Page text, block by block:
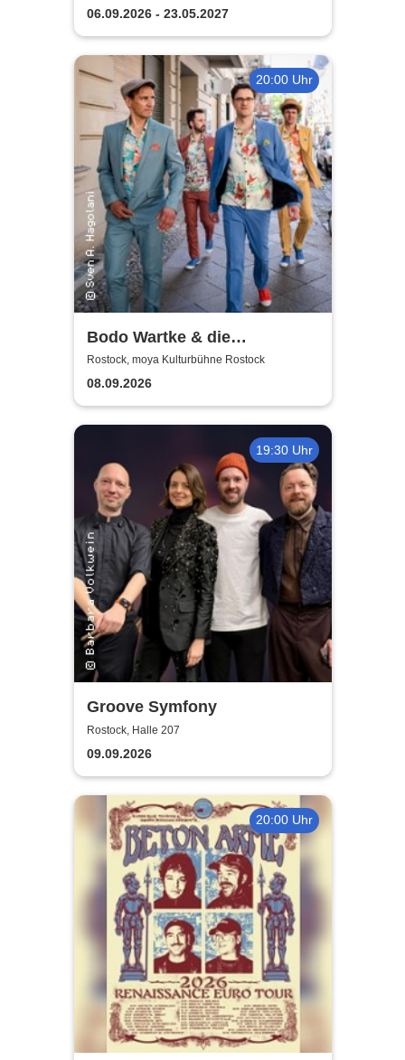
06.09.2026 - 23.05.2027
20:00 Uhr
Bodo Wartke & die
SchönenGutenA-Band - In
guter Begleitung
Rostock, moya Kulturbühne Rostock
08.09.2026
19:30 Uhr
Groove Symfony
Rostock, Halle 207
09.09.2026
20:00 Uhr